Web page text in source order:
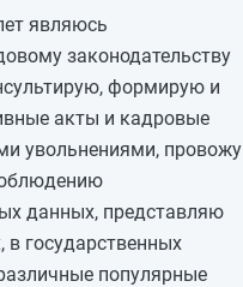
являюсь
законодательству
формирую и
акты и кадровые
увольнениями, провожу
данных, представляю
в государственных
популярные